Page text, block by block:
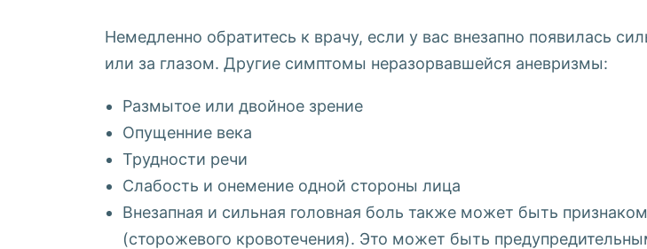
Немедленно обратитесь к врачу, если у вас внезапно появилась
или за глазом. Другие симптомы неразорвавшейся аневризмы:
Размытое или двойное зрение
Опущенние века
Трудности речи
Слабость и онемение одной стороны лица
Внезапная и сильная головная боль также может быть
(сторожевого кровотечения). Это может быть